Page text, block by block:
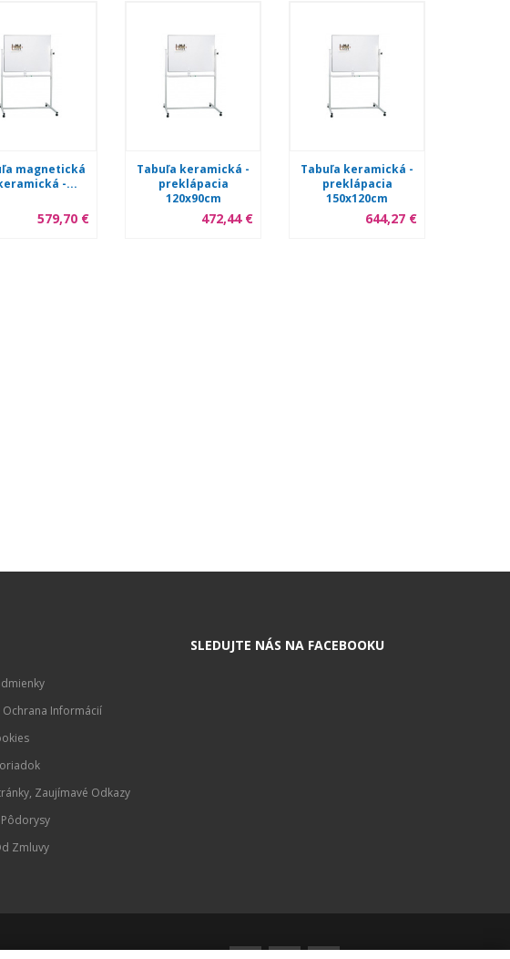
magnetická
-...
579,70 €
Tabuľa keramická -
preklápacia
120x90cm
472,44 €
Tabuľa keramická -
preklápacia
150x120cm
644,27 €
Ochrana Informácií
Zaujímavé Odkazy
Zmluvy
SLEDUJTE NÁS NA FACEBOOKU